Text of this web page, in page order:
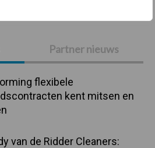
Partner nieuws
flexibele
kent mitsen en
van de Ridder Cleaners: